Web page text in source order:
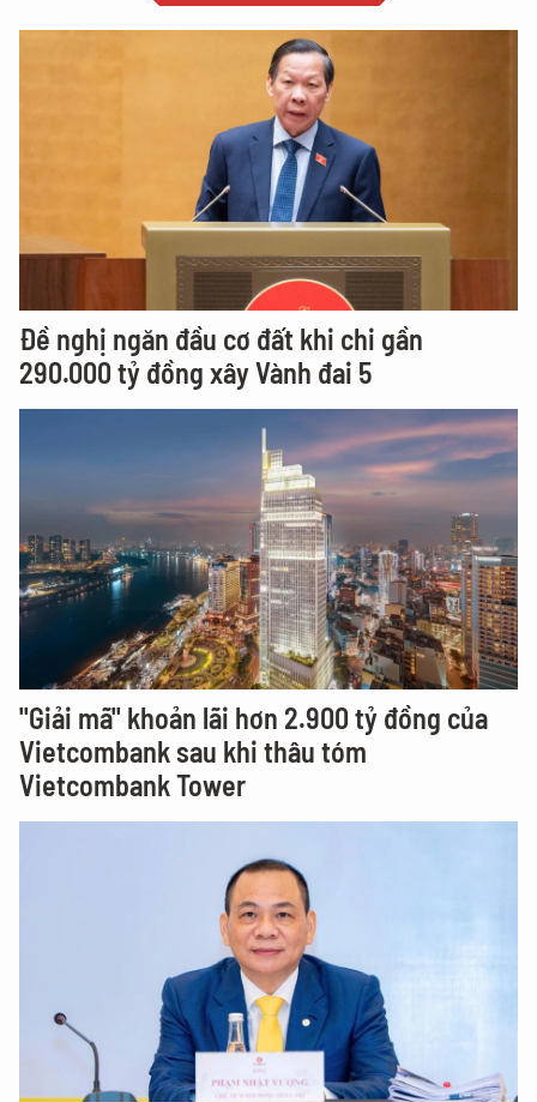
Đề nghị ngăn đầu cơ đất khi chi gần
290.000 tỷ đồng xây Vành đai 5
"Giải mã" khoản lãi hơn 2.900 tỷ đồng của
Vietcombank sau khi thâu tóm
Vietcombank Tower